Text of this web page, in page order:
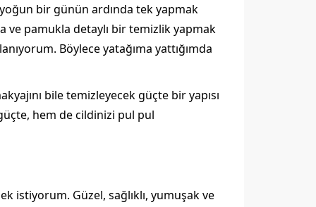
bir günün ardında tek yapmak
ve pamukla detaylı bir temizlik yapmak
Böylece yatağıma yattığımda
bile temizleyecek güçte bir yapısı
hem de cildinizi pul pul
istiyorum. Güzel, sağlıklı, yumuşak ve